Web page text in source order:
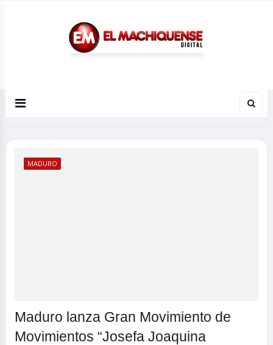
MADURO
Maduro lanza Gran Movimiento de
Movimientos “Josefa Joaquina